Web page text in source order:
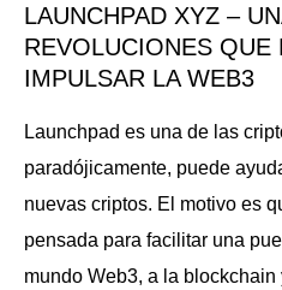
LAUNCHPAD XYZ –
REVOLUCIONES QUE
IMPULSAR LA WEB3
Launchpad es una de las
paradójicamente, puede
nuevas criptos. El motivo es
pensada para facilitar una
mundo Web3, a la